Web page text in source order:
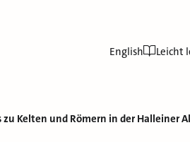
English Leicht
zu Kelten und Römern in der Halleiner